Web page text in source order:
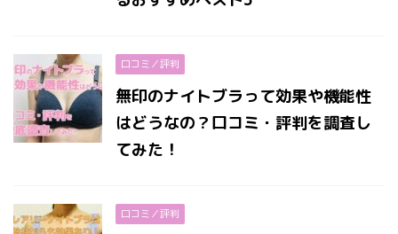
口コミ／評判
無印のナイトブラって効果や機能性
はどうなの？口コミ・評判を調査し
てみた！
口コミ／評判